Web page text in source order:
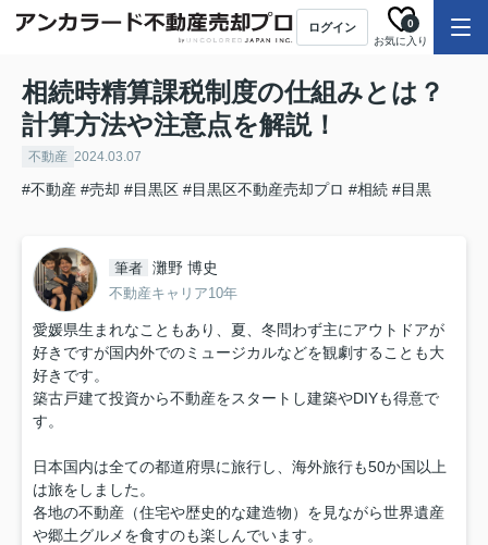
ログイン
お気に入り
0
相続時精算課税制度の仕組みとは？
計算方法や注意点を解説！
不動産 2024.03.07
#不動産 #売却 #目黒区 #目黒区不動産売却プロ #相続 #目黒
筆者 灘野 博史
不動産キャリア10年
愛媛県生まれなこともあり、夏、冬問わず主にアウトドアが
好きですが国内外でのミュージカルなどを観劇することも大
好きです。
築古戸建て投資から不動産をスタートし建築やDIYも得意で
す。
日本国内は全ての都道府県に旅行し、海外旅行も50か国以上
は旅をしました。
各地の不動産（住宅や歴史的な建造物）を見ながら世界遺産
や郷土グルメを食すのも楽しんでいます。